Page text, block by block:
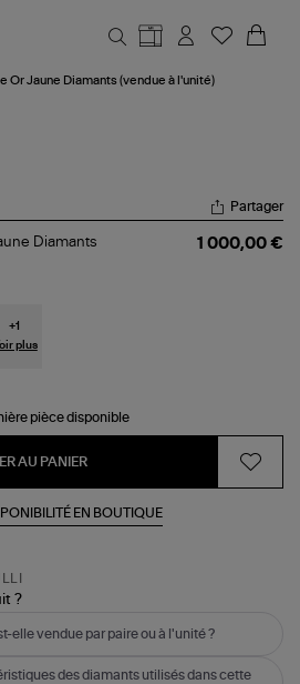
Or Jaune Diamants (vendue à l'unité)
Partager
Diamants
1 000,00 €
+1
plus
pièce disponible
AU PANIER
EN BOUTIQUE
?
elle vendue par paire ou à l'unité ?
des diamants utilisés dans cette